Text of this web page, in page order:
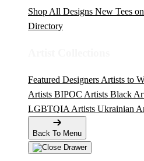
Shop All Designs New Tees
Directory
Featured Designers Artists to
Artists BIPOC Artists Black
LGBTQIA Artists Ukrainian
Back To Menu